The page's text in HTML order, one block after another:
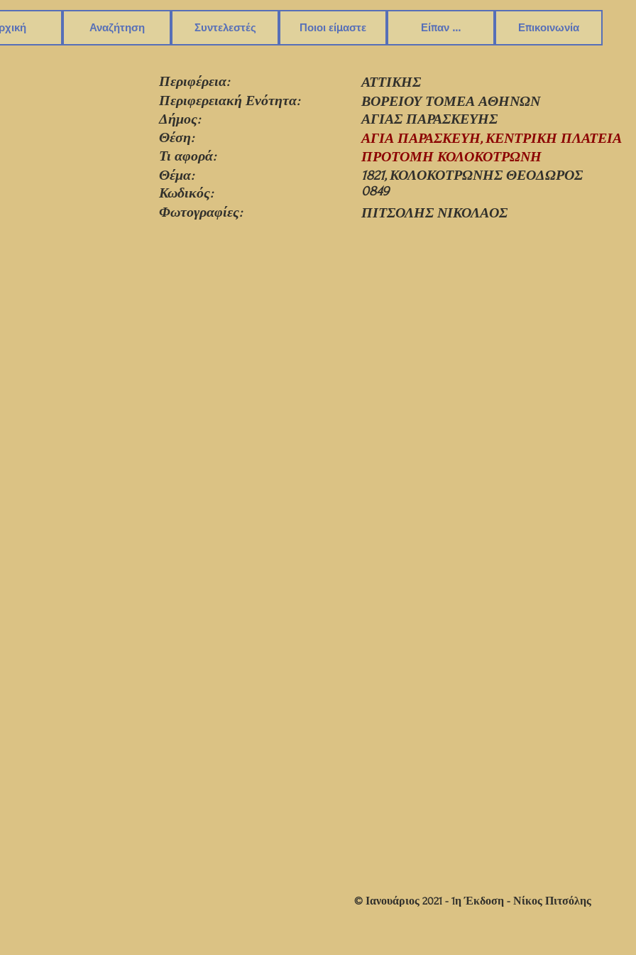
Αναζήτηση Συντελεστές Ποιοι είμαστε Είπαν ... Επικοινωνία
Περιφέρεια:
Περιφερειακή Ενότητα:
Δήμος:
Θέση:
Τι αφορά:
Θέμα:
Κωδικός:
Φωτογραφίες:
ΑΤΤΙΚΗΣ
ΒΟΡΕΙΟΥ ΤΟΜΕΑ ΑΘΗΝΩΝ
ΑΓΙΑΣ ΠΑΡΑΣΚΕΥΗΣ
ΑΓΙΑ ΠΑΡΑΣΚΕΥΗ, ΚΕΝΤΡΙΚΗ ΠΛΑΤΕΙΑ
ΠΡΟΤΟΜΗ ΚΟΛΟΚΟΤΡΩΝΗ
1821, ΚΟΛΟΚΟΤΡΩΝΗΣ ΘΕΟΔΩΡΟΣ
0849
ΠΙΤΣΟΛΗΣ ΝΙΚΟΛΑΟΣ
© Ιανουάριος 2021 - 1η Έκδοση - Νίκος Πιτσόλης